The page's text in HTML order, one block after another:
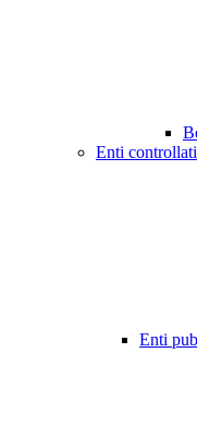
Enti controllati
Enti